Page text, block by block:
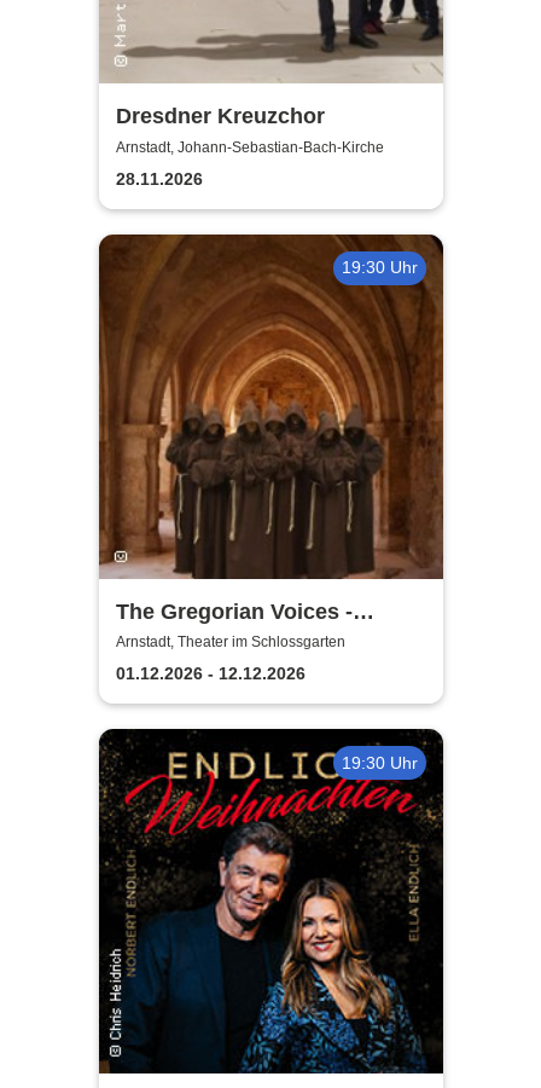
Dresdner Kreuzchor
Arnstadt, Johann-Sebastian-Bach-Kirche
28.11.2026
19:30 Uhr
The Gregorian Voices -
Gregorianik zur
Weihnachtszeit
Arnstadt, Theater im Schlossgarten
01.12.2026 - 12.12.2026
19:30 Uhr